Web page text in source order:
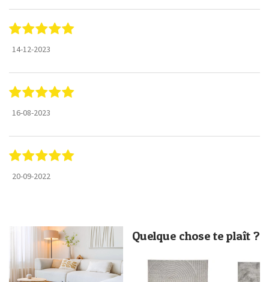
14-12-2023
16-08-2023
20-09-2022
Quelque chose te plaît ?